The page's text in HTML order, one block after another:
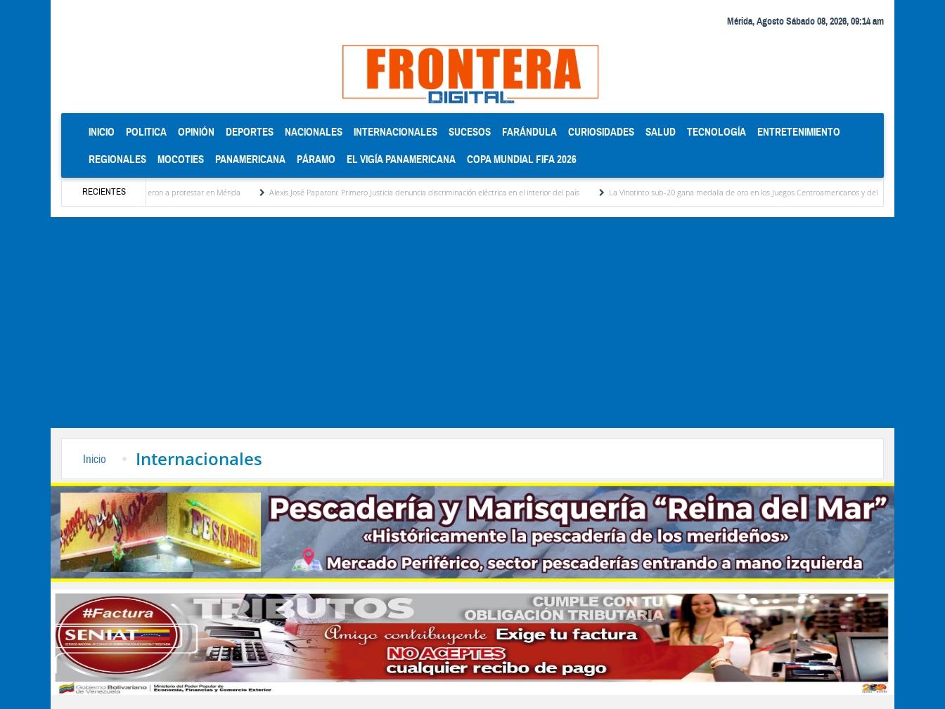
Mérida, Agosto Sábado 08, 2026, 09:14 am
INICIO (CURRENT)
POLITICA OPINIÓN DEPORTES NACIONALES INTERNACIONALES SUCESOS FARÁNDULA CURIOSIDADES SALUD TECNOLOGÍA ENTRETENIMIENTO
REGIONALES MOCOTIES PANAMERICANA PÁRAMO EL VIGÍA PANAMERICANA COPA MUNDIAL FIFA 2026
RECIENTES
los jubilados y otra vez salieron a protestar en Mérida Alexis José Paparoni: Primero Justicia denuncia discriminación eléctrica en el interior del país La Vinotinto sub-20 gana medalla de oro en los Juegos Centroamericanos y del Caribe
Inicio Internacionales